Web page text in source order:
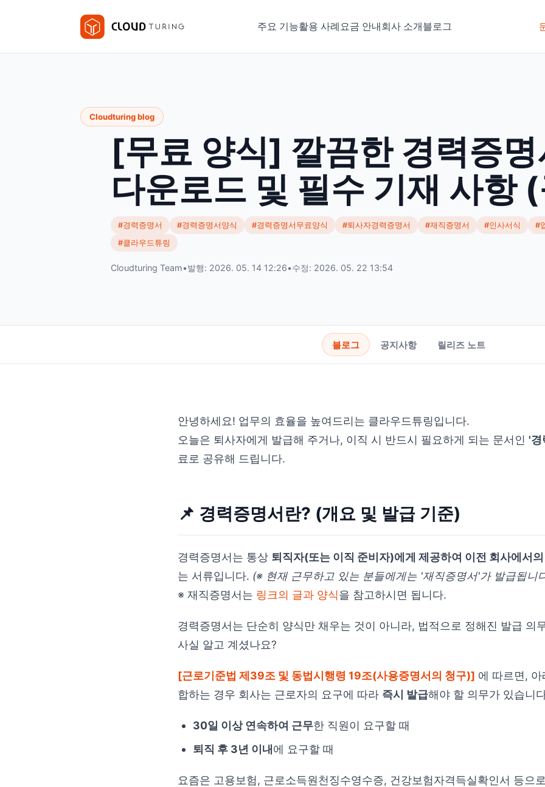
주요 기능활용 사례요금 안내회사 소개블로그
Cloudturing blog
[무료 양식] 깔끔한 경력증명
다운로드 및 필수 기재 사항
#경력증명서 #경력증명서양식 #경력증명서무료양식 #퇴사자경력증명서 #재직증명서 #인사서식 #
#클라우드튜링
Cloudturing Team•발행: 2026. 05. 14 12:26•수정: 2026. 05. 22 13:54
블로그 공지사항 릴리즈 노트
안녕하세요! 업무의 효율을 높여드리는 클라우드튜링입니다.
오늘은 퇴사자에게 발급해 주거나, 이직 시 반드시 필요하게 되는 문서인 '경
료로 공유해 드립니다.
📌 경력증명서란? (개요 및 발급 기준)
경력증명서는 통상 퇴직자(또는 이직 준비자)에게 제공하여 이전 회사에서
는 서류입니다. (※ 현재 근무하고 있는 분들에게는 '재직증명서'가 발급됩니
※ 재직증명서는 링크의 글과 양식을 참고하시면 됩니다.
경력증명서는 단순히 양식만 채우는 것이 아니라, 법적으로 정해진 발급 의
사실 알고 계셨나요?
[근로기준법 제39조 및 동법시행령 19조(사용증명서의 청구)] 에 따르면,
합하는 경우 회사는 근로자의 요구에 따라 즉시 발급해야 할 의무가 있습니
30일 이상 연속하여 근무한 직원이 요구할 때
퇴직 후 3년 이내에 요구할 때
요즘은 고용보험, 근로소득원천징수영수증, 건강보험자격득실확인서 등으